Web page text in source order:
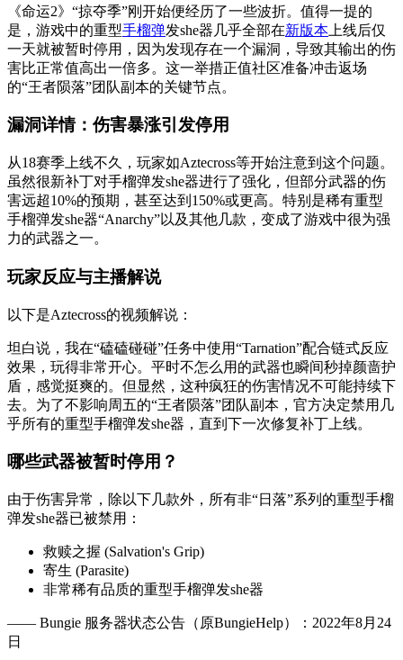
《命运2》“掠夺季”刚开始便经历了一些波折。值得一提的
是，游戏中的重型手榴弹发she器几乎全部在新版本 上线后仅
一天就被暂时停用，因为发现存在一个漏洞，导致其输出的伤
害比正常值高出一倍多。这一举措正值社区准备冲击返场
的“王者陨落”团队副本的关键节点。
漏洞详情：伤害暴涨引发停用
从18赛季上线不久，玩家如Aztecross等开始注意到这个问题。
虽然很新补丁对手榴弹发she器进行了强化，但部分武器的伤
害远超10%的预期，甚至达到150%或更高。特别是稀有重型
手榴弹发she器“Anarchy”以及其他几款，变成了游戏中很为强
力的武器之一。
玩家反应与主播解说
以下是Aztecross的视频解说：
坦白说，我在“磕磕碰碰”任务中使用“Tarnation”配合链式反应
效果，玩得非常开心。平时不怎么用的武器也瞬间秒掉颜啬护
盾，感觉挺爽的。但显然，这种疯狂的伤害情况不可能持续下
去。为了不影响周五的“王者陨落”团队副本，官方决定禁用几
乎所有的重型手榴弹发she器，直到下一次修复补丁上线。
哪些武器被暂时停用？
由于伤害异常，除以下几款外，所有非“日落”系列的重型手榴
弹发she器已被禁用：
救赎之握 (Salvation's Grip)
寄生 (Parasite)
非常稀有品质的重型手榴弹发she器
—— Bungie 服务器状态公告（原BungieHelp）：2022年8月24
日